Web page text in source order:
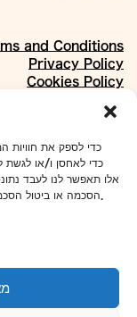
כדי לספק את חוויות
אלו תאפשר לנו לעבד
and Conditions
Privacy Policy
Cookies Policy
Materials
Projects
Collaborations